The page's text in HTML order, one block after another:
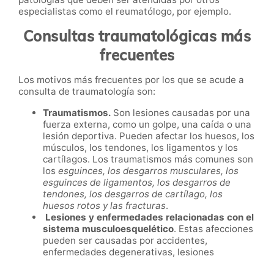
especialistas como el reumatólogo, por ejemplo.
Consultas traumatológicas más
frecuentes
Los motivos más frecuentes por los que se acude a
consulta de traumatología son:
Traumatismos. Son lesiones causadas por una
fuerza externa, como un golpe, una caída o una
lesión deportiva. Pueden afectar los huesos, los
músculos, los tendones, los ligamentos y los
cartílagos. Los traumatismos más comunes son
los esguinces, los desgarros musculares, los
esguinces de ligamentos, los desgarros de
tendones, los desgarros de cartílago, los
huesos rotos y las fracturas.
Lesiones y enfermedades relacionadas con el
sistema musculoesquelético. Estas afecciones
pueden ser causadas por accidentes,
enfermedades degenerativas, lesiones